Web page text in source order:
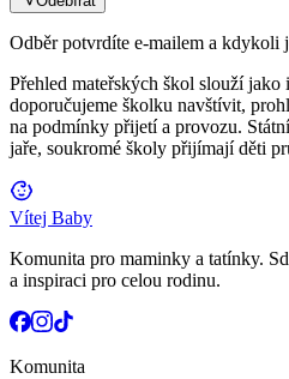
Odběr potvrdíte e-mailem a kdykoli
Přehled mateřských škol slouží jako
doporučujeme školku navštívit,
na podmínky přijetí a provozu.
jaře, soukromé školy přijímají děti
Vítej Baby
Komunita pro maminky a tatínky.
a inspiraci pro celou rodinu.
Komunita